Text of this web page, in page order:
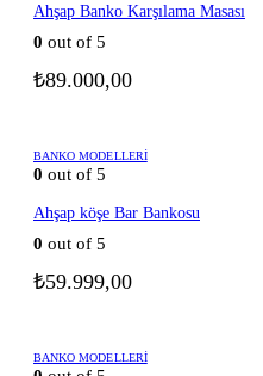
Ahşap Banko Karşılama Masası
0 out of 5
₺89.000,00
BANKO MODELLERI
0 out of 5
Ahşap köşe Bar Bankosu
0 out of 5
₺59.999,00
BANKO MODELLERI